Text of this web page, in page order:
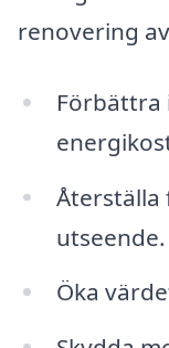
renovering
Förbättra
Återställa
utseende.
Öka